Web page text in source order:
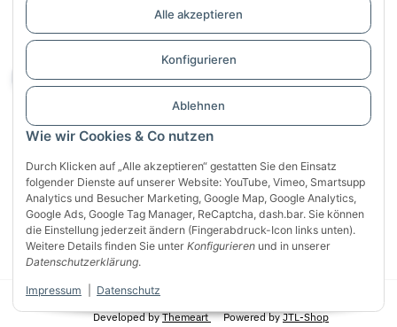
Wie wir Cookies & Co nutzen
Durch Klicken auf „Alle akzeptieren“ gestatten Sie den Einsatz
folgender Dienste auf unserer Website: YouTube, Vimeo, Smartsupp
Analytics und Besucher Marketing, Google Map, Google Analytics,
Google Ads, Google Tag Manager, ReCaptcha, dash.bar. Sie können
die Einstellung jederzeit ändern (Fingerabdruck-Icon links unten).
Weitere Details finden Sie unter Konfigurieren und in unserer
Datenschutzerklärung.
Impressum Datenschutz
Alle akzeptieren
Konfigurieren
Ablehnen
Support / Dialogaufnahme
Vertrag widerrufen
Sichere Zahlung mit:
VISA Mastercard
PayPal
Banküberweisung
Klarna Apple Pay
* Alle Preise inkl. gesetzlicher USt., zzgl.
Developed byThemeart Powered byJTL-Shop